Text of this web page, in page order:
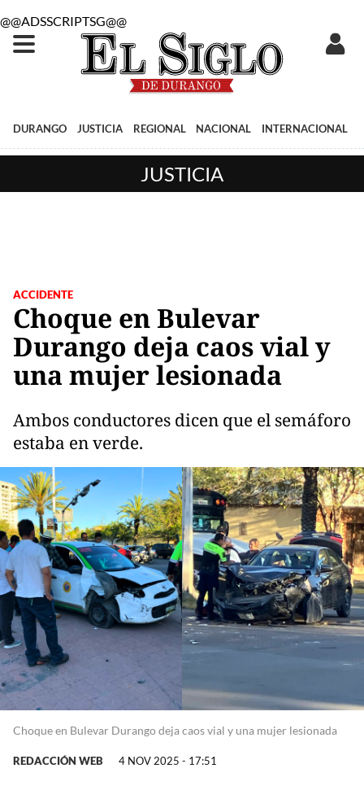
@@ADSSCRIPTSG@@
DURANGO JUSTICIA REGIONAL NACIONAL INTERNACIONAL
JUSTICIA
ACCIDENTE
Choque en Bulevar
Durango deja caos vial y
una mujer lesionada
Ambos conductores dicen que el semáforo
estaba en verde.
Choque en Bulevar Durango deja caos vial y una mujer lesionada
REDACCIÓN WEB 4 NOV 2025 - 17:51